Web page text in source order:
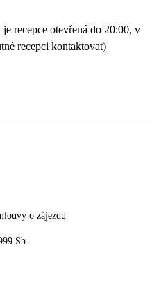
recepce otevřená do 20:00, v
recepci kontaktovat)
o zájezdu
Sb.